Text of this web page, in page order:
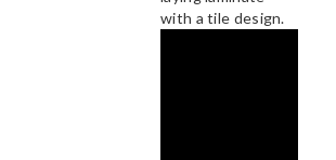
with a tile design.